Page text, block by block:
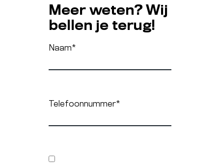
Meer weten? Wij
bellen je terug!
Naam*
Telefoonnummer*